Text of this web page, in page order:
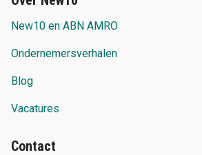
New10 en ABN AMRO
Ondernemersverhalen
Blog
Vacatures
Contact